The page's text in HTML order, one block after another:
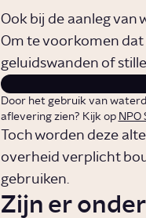
Ook bij de aanleg
Om te voorkomen dat
geluidswanden of
Door het gebruik van
aflevering zien? Kijk op NPO
Toch worden deze
overheid verplicht
gebruiken.
Zijn er